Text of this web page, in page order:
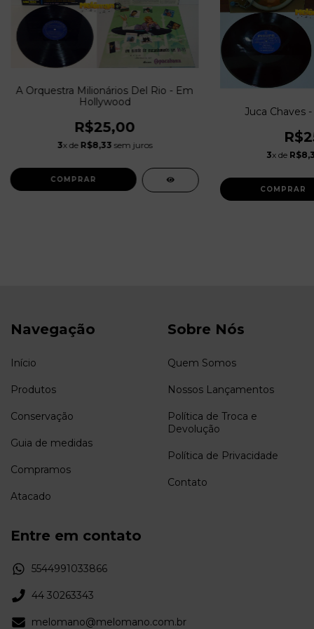
A Orquestra Milionários Del Rio - Em
Hollywood
R$25,00
3x de R$8,33 sem juros
Juca Chaves
3x de
Navegação
Início
Produtos
Conservação
Guia de medidas
Compramos
Atacado
Sobre Nós
Quem Somos
Nossos Lançamentos
Política de Troca e
Devolução
Política de Privacidade
Contato
Entre em contato
5544991033866
44 30263343
melomano@melomano.com.br